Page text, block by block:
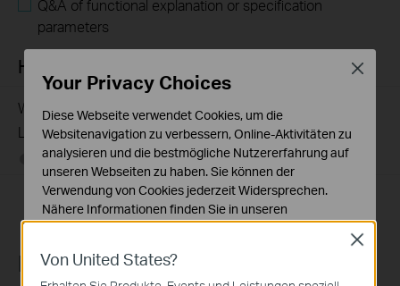
Q&A of functional explanation or specification
parameters
Häufig gestellte Fragen
Wie registriere ich ein TP-Link-Produkt mit meiner TP-
Link-ID?
09-25-2023 510100views
Newsletter abonnieren
Von United States?
Close
Your Privacy Choices
Diese Webseite verwendet Cookies, um die
Websitenavigation zu verbessern, Online-Aktivitäten zu
analysieren und die bestmögliche Nutzererfahrung auf
unseren Webseiten zu haben. Sie können der
Verwendung von Cookies jederzeit Widersprechen.
Nähere Informationen finden Sie in unseren
Datenschutzhinweisen.
Notwendige Cookies
Diese Cookies sind zur Funktion der Website
Close